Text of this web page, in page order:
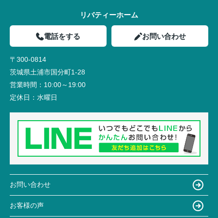
リバティーホーム
電話をする お問い合わせ
〒300-0814
茨城県土浦市国分町1-28
営業時間： 10:00～19:00
定休日： 水曜日
お問い合わせ
お客様の声